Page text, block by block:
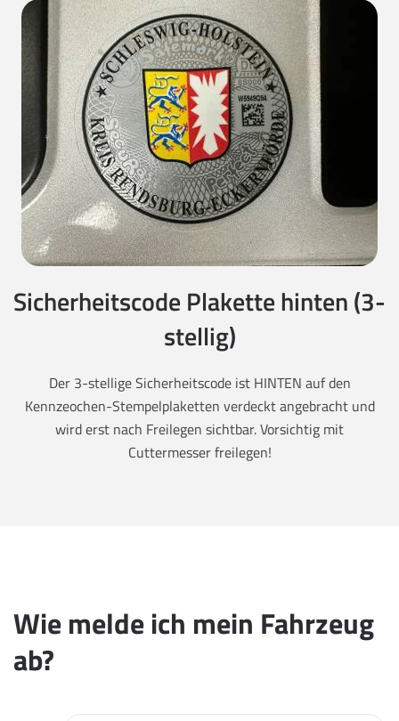
Sicherheitscode Plakette hinten (3-
stellig)
Der 3-stellige Sicherheitscode ist HINTEN auf den
Kennzeochen-Stempelplaketten verdeckt angebracht und
wird erst nach Freilegen sichtbar. Vorsichtig mit
Cuttermesser freilegen!
Wie melde ich mein Fahrzeug
ab?